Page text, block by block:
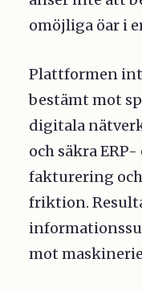
omöjliga öar i
Plattformen
bestämt mot
digitala
och säkra
fakturering
friktion.
mot